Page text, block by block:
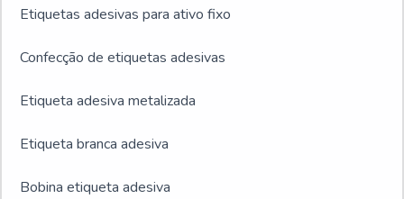
Etiquetas adesivas para ativo fixo
Confecção de etiquetas adesivas
Etiqueta adesiva metalizada
Etiqueta branca adesiva
Bobina etiqueta adesiva